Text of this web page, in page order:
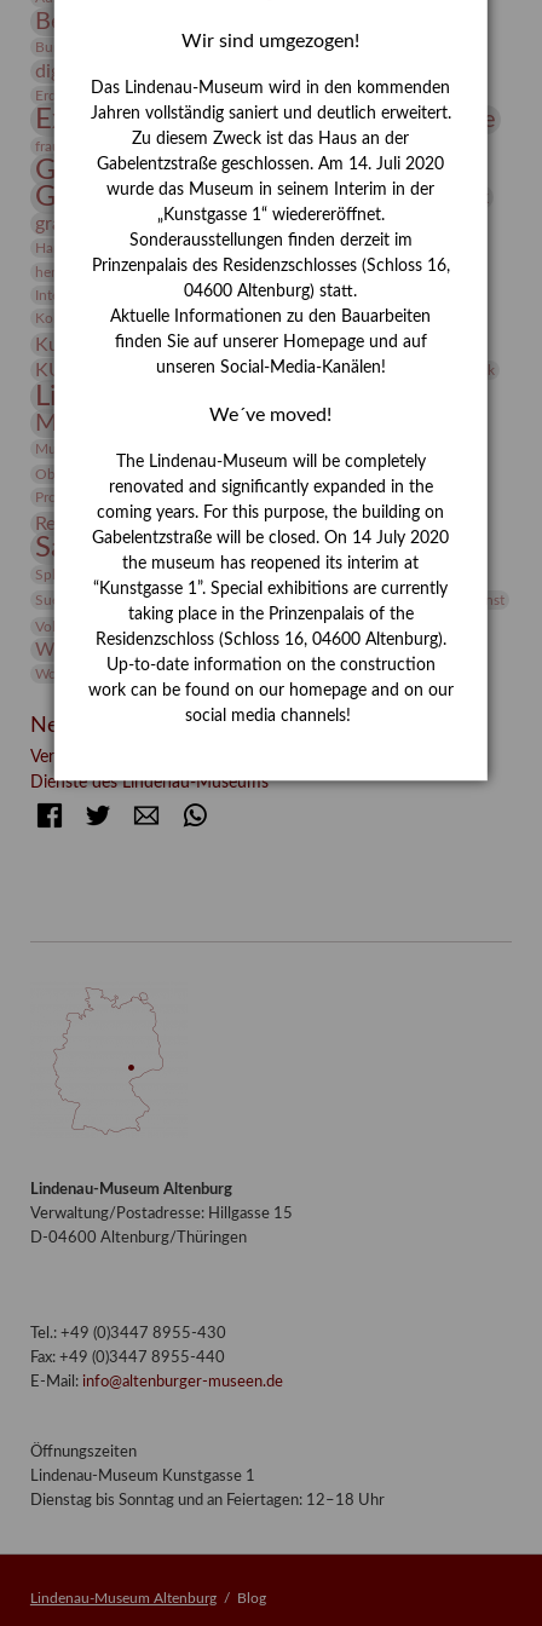
Bernhard August von Lindenau
Burg Posterstein Conrad Felixmüller Depot
digitallabor
Erdmann Julius Dietrich
Erlebnisportal estrusker Exlibris
Expressionismus Festrede Florenz Fotografie
frauen Frauen in der Antike und heute
Gerhard-Altenbourg-Preis
Gerhard Altenbourg
Gerhard Kurt Müller
grafische sammlung griechische Mythologie
Hanns-Conon von der Gabelentz Heinrich Kirchhoff Heldinnen
herman de vries Humboldt
Insekten
Integriertes Schädlingsmanagement
Italien Jahresempfang
Kolosseum
Kooperationsausstellung Korkmodelle Kunst
Kunstmuseum Kunstvermittlung Kunst von Kühl
KUNSTWAND Kurs Künstler Künstlerin Lehmbruck
Lindenau-Museum
Museumsgeschichte Museumsnacht
Museumspädagogik Natur
Objekt im Fokus
Phelloplastik
Pohlhof
Provenienz
Provenienzforschung
Restaurierung Rudi Lesser Ruth Wolf-Rehfeld
Sammlung Samstagszeichner Skulptur
Sonderausstellung
Sphinx
studio Studio Bildende Kunst
Suermondt-Ludwig-Museum
Vermittlung
Videokunst
Volontariat
Walter Rheiner Werefkin
Werkbetrachtung Winter Wissenschaft
Wolf and Dog
Wolf und Hund
Zirkuswoche
Neueste Beiträge
Verschenkt, verkauft, vergessen? – Kunstdetektivinnen im
Dienste des Lindenau-Museums
FacebookTwitter E-mail
Lindenau-Museum Altenburg
Verwaltung/Postadresse: Hillgasse 15
D-04600 Altenburg/Thüringen
Tel.: +49 (0)3447 8955-430
Fax: +49 (0)3447 8955-440
E-Mail: info@altenburger-museen.de
Öffnungszeiten
Lindenau-Museum Kunstgasse 1
Dienstag bis Sonntag und an Feiertagen: 12–18 Uhr
Lindenau-Museum Altenburg Blog
Wir sind umgezogen!
Das Lindenau-Museum wird in den kommenden
Jahren vollständig saniert und deutlich erweitert.
Zu diesem Zweck ist das Haus an der
Gabelentzstraße geschlossen. Am 14. Juli 2020
wurde das Museum in seinem Interim in der
„Kunstgasse 1“ wiedereröffnet.
Sonderausstellungen finden derzeit im
Prinzenpalais des Residenzschlosses (Schloss 16,
04600 Altenburg) statt.
Aktuelle Informationen zu den Bauarbeiten
finden Sie auf unserer Homepage und auf
unseren Social-Media-Kanälen!
We´ve moved!
The Lindenau-Museum will be completely
renovated and significantly expanded in the
coming years. For this purpose, the building on
Gabelentzstraße will be closed. On 14 July 2020
the museum has reopened its interim at
“Kunstgasse 1”. Special exhibitions are currently
taking place in the Prinzenpalais of the
Residenzschloss (Schloss 16, 04600 Altenburg).
Up-to-date information on the construction
work can be found on our homepage and on our
social media channels!